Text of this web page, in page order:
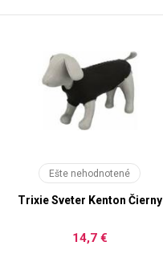
Ešte nehodnotené
Trixie Sveter Kenton Čierny
14,7 €